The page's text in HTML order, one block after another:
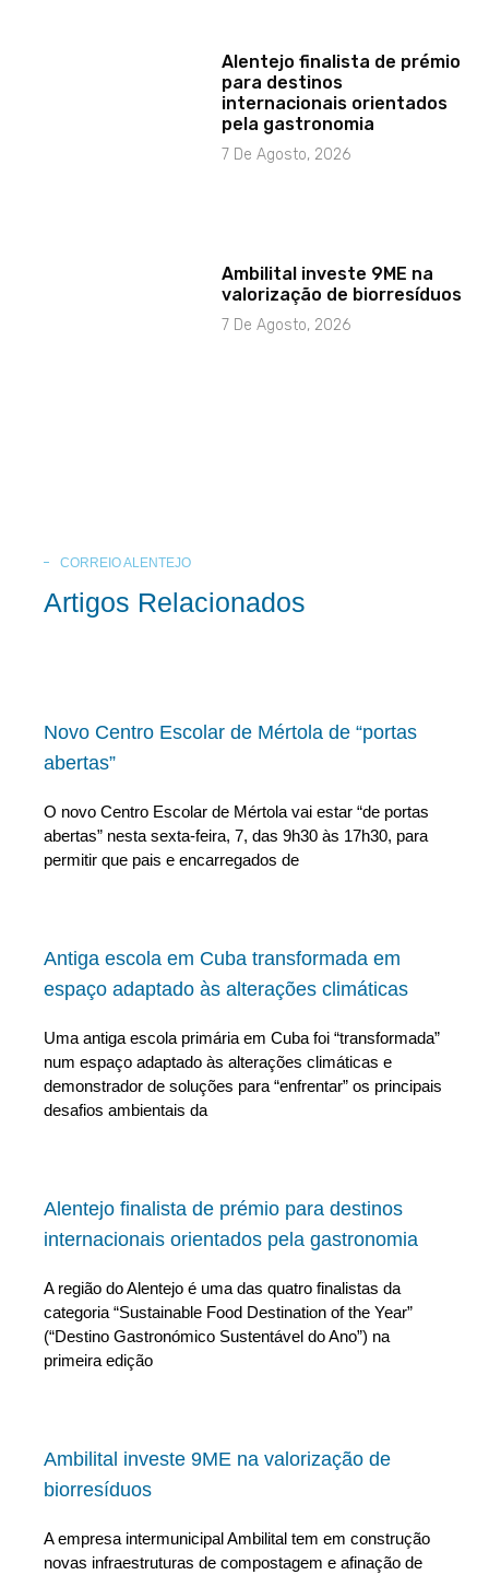
Alentejo finalista de prémio
para destinos
internacionais orientados
pela gastronomia
7 De Agosto, 2026
Ambilital investe 9ME na
valorização de biorresíduos
7 De Agosto, 2026
CORREIO ALENTEJO
Artigos Relacionados
Novo Centro Escolar de Mértola de “portas
abertas”
O novo Centro Escolar de Mértola vai estar “de portas
abertas” nesta sexta-feira, 7, das 9h30 às 17h30, para
permitir que pais e encarregados de
Antiga escola em Cuba transformada em
espaço adaptado às alterações climáticas
Uma antiga escola primária em Cuba foi “transformada”
num espaço adaptado às alterações climáticas e
demonstrador de soluções para “enfrentar” os principais
desafios ambientais da
Alentejo finalista de prémio para destinos
internacionais orientados pela gastronomia
A região do Alentejo é uma das quatro finalistas da
categoria “Sustainable Food Destination of the Year”
(“Destino Gastronómico Sustentável do Ano”) na
primeira edição
Ambilital investe 9ME na valorização de
biorresíduos
A empresa intermunicipal Ambilital tem em construção
novas infraestruturas de compostagem e afinação de